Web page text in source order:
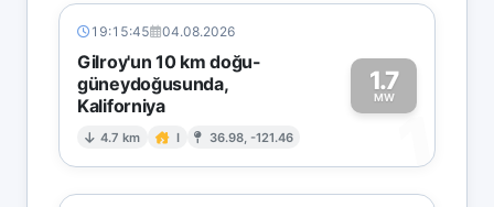
19:15:45 04.08.2026
Gilroy'un 10 km doğu-
güneydoğusunda,
Kaliforniya
4.7 km I 36.98, -121.46
1.7
MW
1